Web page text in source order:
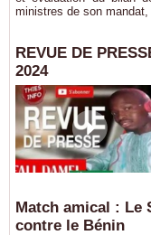
ministres de son mandat,
REVUE DE
2024
Match amical : Le
contre le Bénin